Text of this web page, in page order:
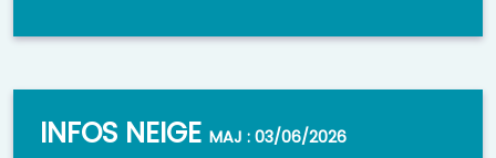
INFOS NEIGE MAJ : 03/06/2026